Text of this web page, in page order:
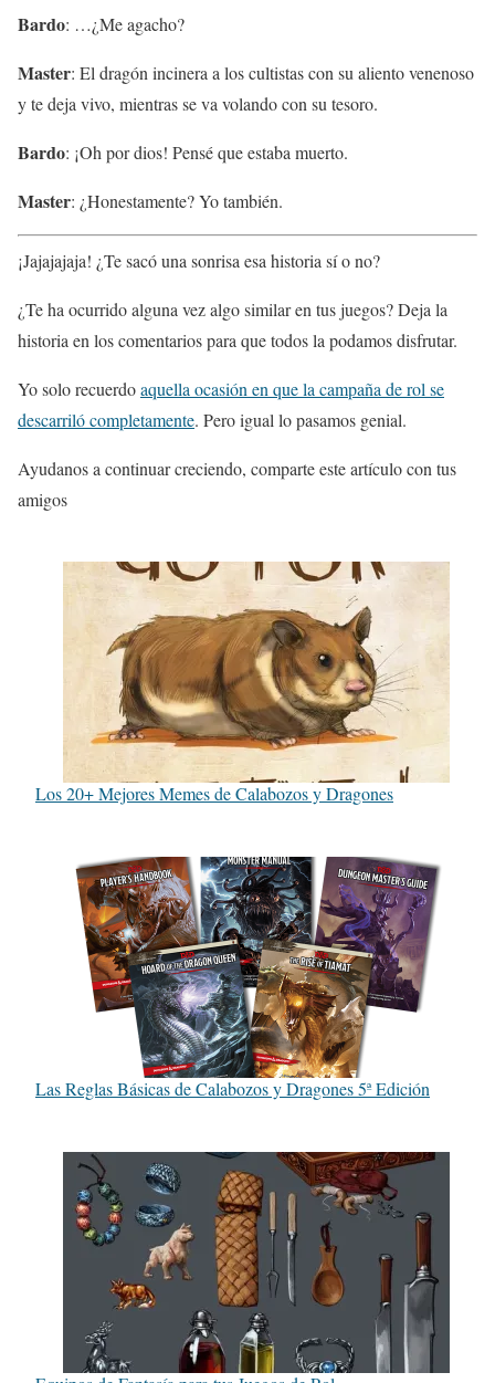
Bardo: …¿Me agacho?
Master: El dragón incinera a los cultistas con su aliento venenoso
y te deja vivo, mientras se va volando con su tesoro.
Bardo: ¡Oh por dios! Pensé que estaba muerto.
Master: ¿Honestamente? Yo también.
¡Jajajajaja! ¿Te sacó una sonrisa esa historia sí o no?
¿Te ha ocurrido alguna vez algo similar en tus juegos? Deja la
historia en los comentarios para que todos la podamos disfrutar.
Yo solo recuerdoaquella ocasión en que la campaña de rol se
descarriló completamente. Pero igual lo pasamos genial.
Ayudanos a continuar creciendo, comparte este artículo con tus
amigos
Los 20+ Mejores Memes de Calabozos y Dragones
Las Reglas Básicas de Calabozos y Dragones 5ª Edición